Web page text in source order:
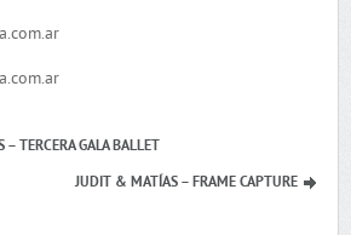
– TERCERA GALA BALLET
JUDIT & MATÍAS – FRAME CAPTURE